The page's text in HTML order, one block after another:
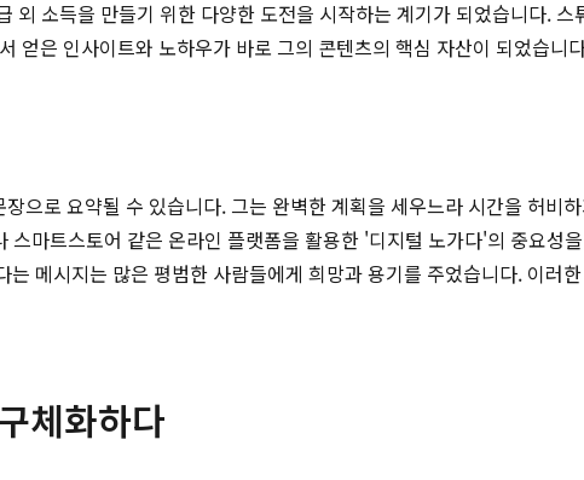
소득을 만들기 위한 다양한 도전을 시작하는 계기가 되었습니다.
얻은 인사이트와 노하우가 바로 그의 콘텐츠의 핵심 자산이 되었습니
으로 요약될 수 있습니다. 그는 완벽한 계획을 세우느라 시간을 허비
마트스토어 같은 온라인 플랫폼을 활용한 '디지털 노가다'의 중요성
메시지는 많은 평범한 사람들에게 희망과 용기를 주었습니다. 이러
체화하다